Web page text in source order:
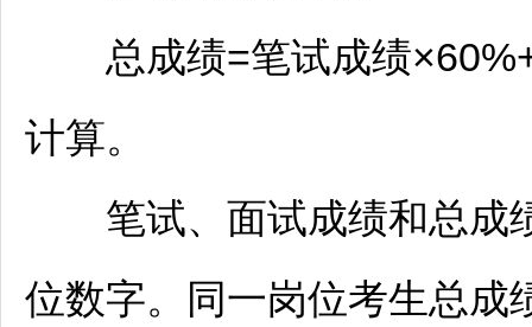
总成绩=笔试成绩×60%+
计算。
笔试、面试成绩和总成绩
位数字。同一岗位考生总成